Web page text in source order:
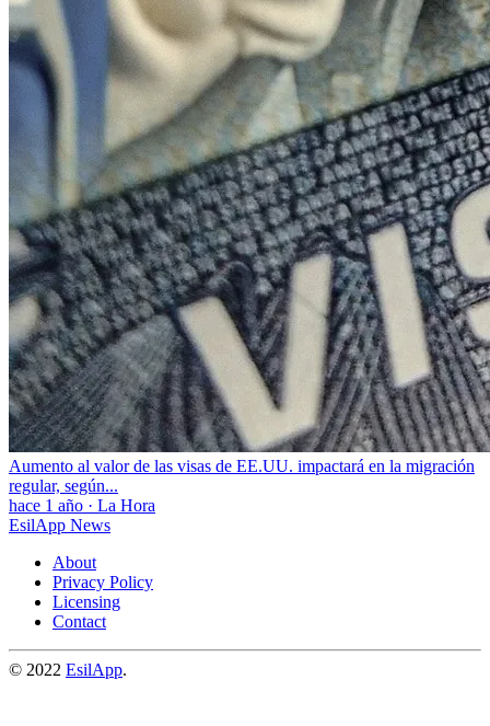
Aumento al valor de las visas de EE.UU. impactará en la migración
regular, según...
hace 1 año · La Hora
EsilApp News
About
Privacy Policy
Licensing
Contact
© 2022 EsilApp.